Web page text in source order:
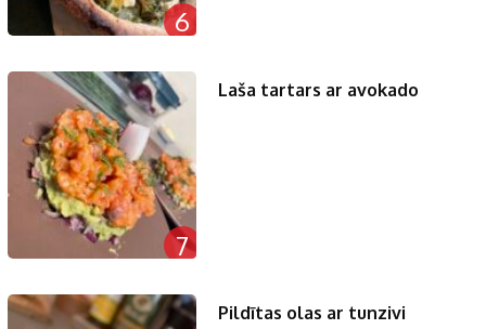
6
7
Laša tartars ar avokado
Pildītas olas ar tunzivi